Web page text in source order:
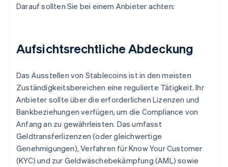
Darauf sollten Sie bei einem Anbieter achten:
Aufsichtsrechtliche Abdeckung
Das Ausstellen von Stablecoins ist in den meisten
Zuständigkeitsbereichen eine regulierte Tätigkeit. Ihr
Anbieter sollte über die erforderlichen Lizenzen und
Bankbeziehungen verfügen, um die Compliance von
Anfang an zu gewährleisten. Das umfasst
Geldtransferlizenzen (oder gleichwertige
Genehmigungen), Verfahren für Know Your Customer
(KYC) und zur Geldwäschebekämpfung (AML) sowie